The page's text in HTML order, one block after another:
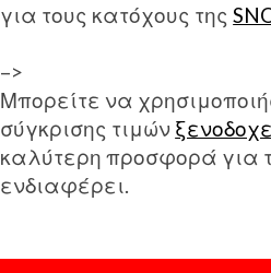
για τους κατόχους της
–>
Μπορείτε να
σύγκρισης τιμών
καλύτερη προσφορά για
ενδιαφέρει.